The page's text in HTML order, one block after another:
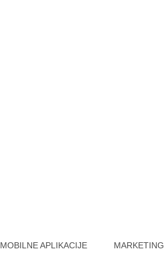
MOBILNE APLIKACIJE MARKETING